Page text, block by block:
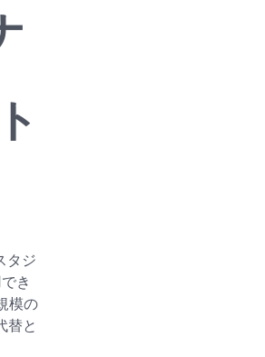
タジ
き
模の
替と